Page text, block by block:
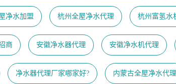
净水加盟 杭州全屋净水代理 杭州富氢水
商 安徽净水器代理 安徽净水机代理
净水器代理厂家哪家好? 内蒙古全屋净水代理